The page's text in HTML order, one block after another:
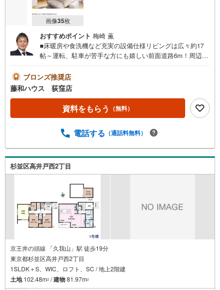
画像35枚
おすすめポイント 梅崎 薫
■床暖房や食洗機など充実の設備仕様リビングは広々約17
帖～運転、駐車が苦手な方にも嬉しい前面道路6m！周辺も
い。
ブロンズ推奨店
藤和ハウス 荻窪店
資料をもらう （無料）
電話する （通話料無料）
杉並区高井戸西2丁目
京王井の頭線 「久我山」駅 徒歩19分
東京都杉並区高井戸西2丁目
1SLDK＋S、WIC、ロフト、SC / 地上2階建
土地102.48m2 /建物81.97m2